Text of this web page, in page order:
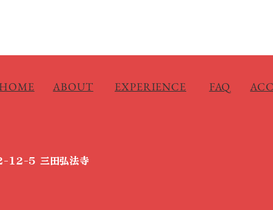
HOME ABOUT EXPERIENCE FAQ
12-5 三田弘法寺